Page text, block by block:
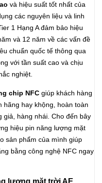
và hiệu suất tốt nhất của
các nguyên liệu và linh
1 Hạng A đảm bảo hiệu
và 12 năm về các vấn đề
chuẩn quốc tế thông qua
với tần suất cao và chịu
nghiệt.
chip NFC giúp khách hàng
hay khộng, hoàn toàn
hàng nhái. Cho đến bây
hiệu pin năng lượng mặt
sản phẩm của mình giúp
bằng công nghệ NFC ngay
lượng mặt trời AE